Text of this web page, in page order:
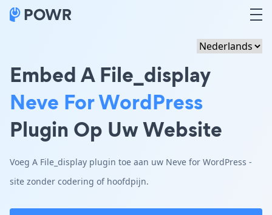
Embed A File_display
Neve For WordPress
Plugin Op Uw Website
Voeg A File_display plugin toe aan uw Neve for WordPress -
site zonder codering of hoofdpijn.